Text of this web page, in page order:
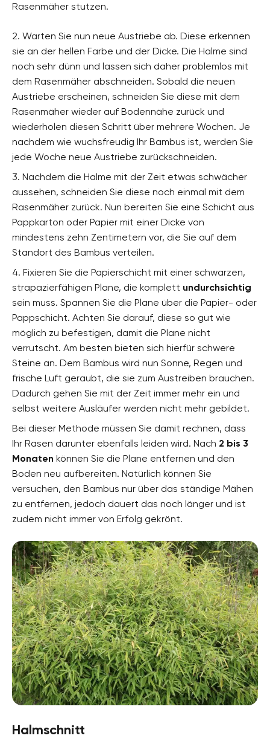
Rasenmäher stutzen.
2. Warten Sie nun neue Austriebe ab. Diese erkennen
sie an der hellen Farbe und der Dicke. Die Halme sind
noch sehr dünn und lassen sich daher problemlos mit
dem Rasenmäher abschneiden. Sobald die neuen
Austriebe erscheinen, schneiden Sie diese mit dem
Rasenmäher wieder auf Bodennähe zurück und
wiederholen diesen Schritt über mehrere Wochen. Je
nachdem wie wuchsfreudig Ihr Bambus ist, werden Sie
jede Woche neue Austriebe zurückschneiden.
3. Nachdem die Halme mit der Zeit etwas schwächer
aussehen, schneiden Sie diese noch einmal mit dem
Rasenmäher zurück. Nun bereiten Sie eine Schicht aus
Pappkarton oder Papier mit einer Dicke von
mindestens zehn Zentimetern vor, die Sie auf dem
Standort des Bambus verteilen.
4. Fixieren Sie die Papierschicht mit einer schwarzen,
strapazierfähigen Plane, die komplett undurchsichtig
sein muss. Spannen Sie die Plane über die Papier- oder
Pappschicht. Achten Sie darauf, diese so gut wie
möglich zu befestigen, damit die Plane nicht
verrutscht. Am besten bieten sich hierfür schwere
Steine an. Dem Bambus wird nun Sonne, Regen und
frische Luft geraubt, die sie zum Austreiben brauchen.
Dadurch gehen Sie mit der Zeit immer mehr ein und
selbst weitere Ausläufer werden nicht mehr gebildet.
Bei dieser Methode müssen Sie damit rechnen, dass
Ihr Rasen darunter ebenfalls leiden wird. Nach 2 bis 3
Monaten können Sie die Plane entfernen und den
Boden neu aufbereiten. Natürlich können Sie
versuchen, den Bambus nur über das ständige Mähen
zu entfernen, jedoch dauert das noch länger und ist
zudem nicht immer von Erfolg gekrönt.
Halmschnitt